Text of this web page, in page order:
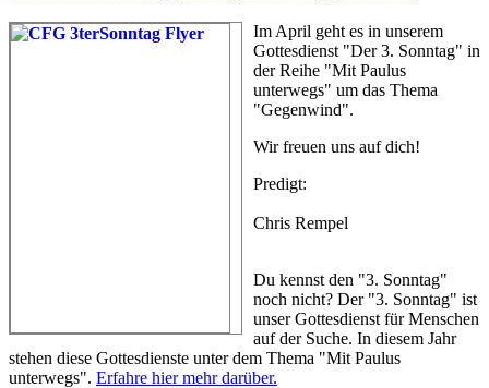
Im April geht es in unserem
Gottesdienst "Der 3. Sonntag" in
der Reihe "Mit Paulus
unterwegs" um das Thema
"Gegenwind".
Wir freuen uns auf dich!
Predigt:
Chris Rempel
Du kennst den "3. Sonntag"
noch nicht? Der "3. Sonntag" ist
unser Gottesdienst für Menschen
auf der Suche. In diesem Jahr
stehen diese Gottesdienste unter dem Thema "Mit Paulus
unterwegs". Erfahre hier mehr darüber.